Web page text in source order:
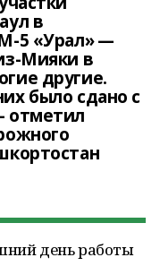
в
5 «Урал» —
Мияки в
другие.
было сдано с
отметил
день работы